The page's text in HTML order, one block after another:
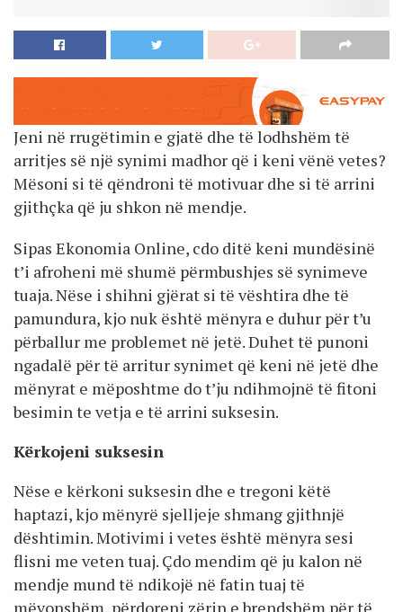
Jeni në rrugëtimin e gjatë dhe të lodhshëm të
arritjes së një synimi madhor që i keni vënë vetes?
Mësoni si të qëndroni të motivuar dhe si të arrini
gjithçka që ju shkon në mendje.
Sipas Ekonomia Online, cdo ditë keni mundësinë
t’i afroheni më shumë përmbushjes së synimeve
tuaja. Nëse i shihni gjërat si të vështira dhe të
pamundura, kjo nuk është mënyra e duhur për t’u
përballur me problemet në jetë. Duhet të punoni
ngadalë për të arritur synimet që keni në jetë dhe
mënyrat e mëposhtme do t’ju ndihmojnë të fitoni
besimin te vetja e të arrini suksesin.
Kërkojeni suksesin
Nëse e kërkoni suksesin dhe e tregoni këtë
haptazi, kjo mënyrë sjelljeje shmang gjithnjë
dështimin. Motivimi i vetes është mënyra sesi
flisni me veten tuaj. Çdo mendim që ju kalon në
mendje mund të ndikojë në fatin tuaj të
mëvonshëm, përdoreni zërin e brendshëm për të